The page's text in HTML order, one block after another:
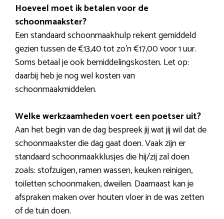
Hoeveel moet ik betalen voor de
schoonmaakster?
Een standaard schoonmaakhulp rekent gemiddeld
gezien tussen de €13,40 tot zo’n €17,00 voor 1 uur.
Soms betaal je ook bemiddelingskosten. Let op:
daarbij heb je nog wel kosten van
schoonmaakmiddelen.
Welke werkzaamheden voert een poetser uit?
Aan het begin van de dag bespreek jij wat jij wil dat de
schoonmaakster die dag gaat doen. Vaak zijn er
standaard schoonmaakklusjes die hij/zij zal doen
zoals: stofzuigen, ramen wassen, keuken reinigen,
toiletten schoonmaken, dweilen. Daarnaast kan je
afspraken maken over houten vloer in de was zetten
of de tuin doen.